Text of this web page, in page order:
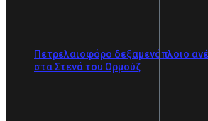
Πετρελαιοφόρο δεξαμενόπλοιο
στα Στενά του Ορμούζ